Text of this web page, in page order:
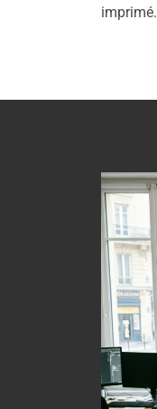
imprimé.